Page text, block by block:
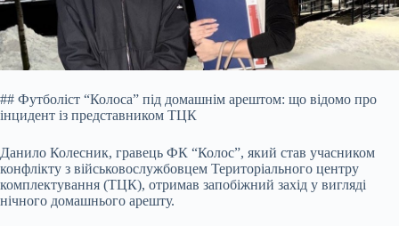
## Футболіст “Колоса” під домашнім арештом: що відомо про
інцидент із представником ТЦК
Данило Колесник, гравець ФК “Колос”, який став учасником
конфлікту з військовослужбовцем Територіального центру
комплектування (ТЦК), отримав запобіжний захід у вигляді
нічного домашнього арешту.